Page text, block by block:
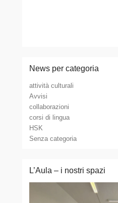
News per categoria
attività culturali
Avvisi
collaborazioni
corsi di lingua
HSK
Senza categoria
L’Aula – i nostri spazi